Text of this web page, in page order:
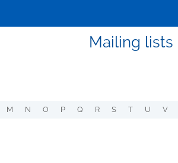
Mailing lists
M N O P Q R S T U V